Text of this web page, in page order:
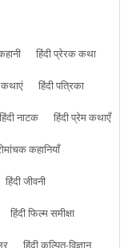
हिंदी प्रेरक कथा
कथाएं
हिंदी पत्रिका
हिंदी नाटक
हिंदी प्रेम कथाएँ
कहानियाँ
हिंदी जीवनी
हिंदी फिल्म समीक्षा